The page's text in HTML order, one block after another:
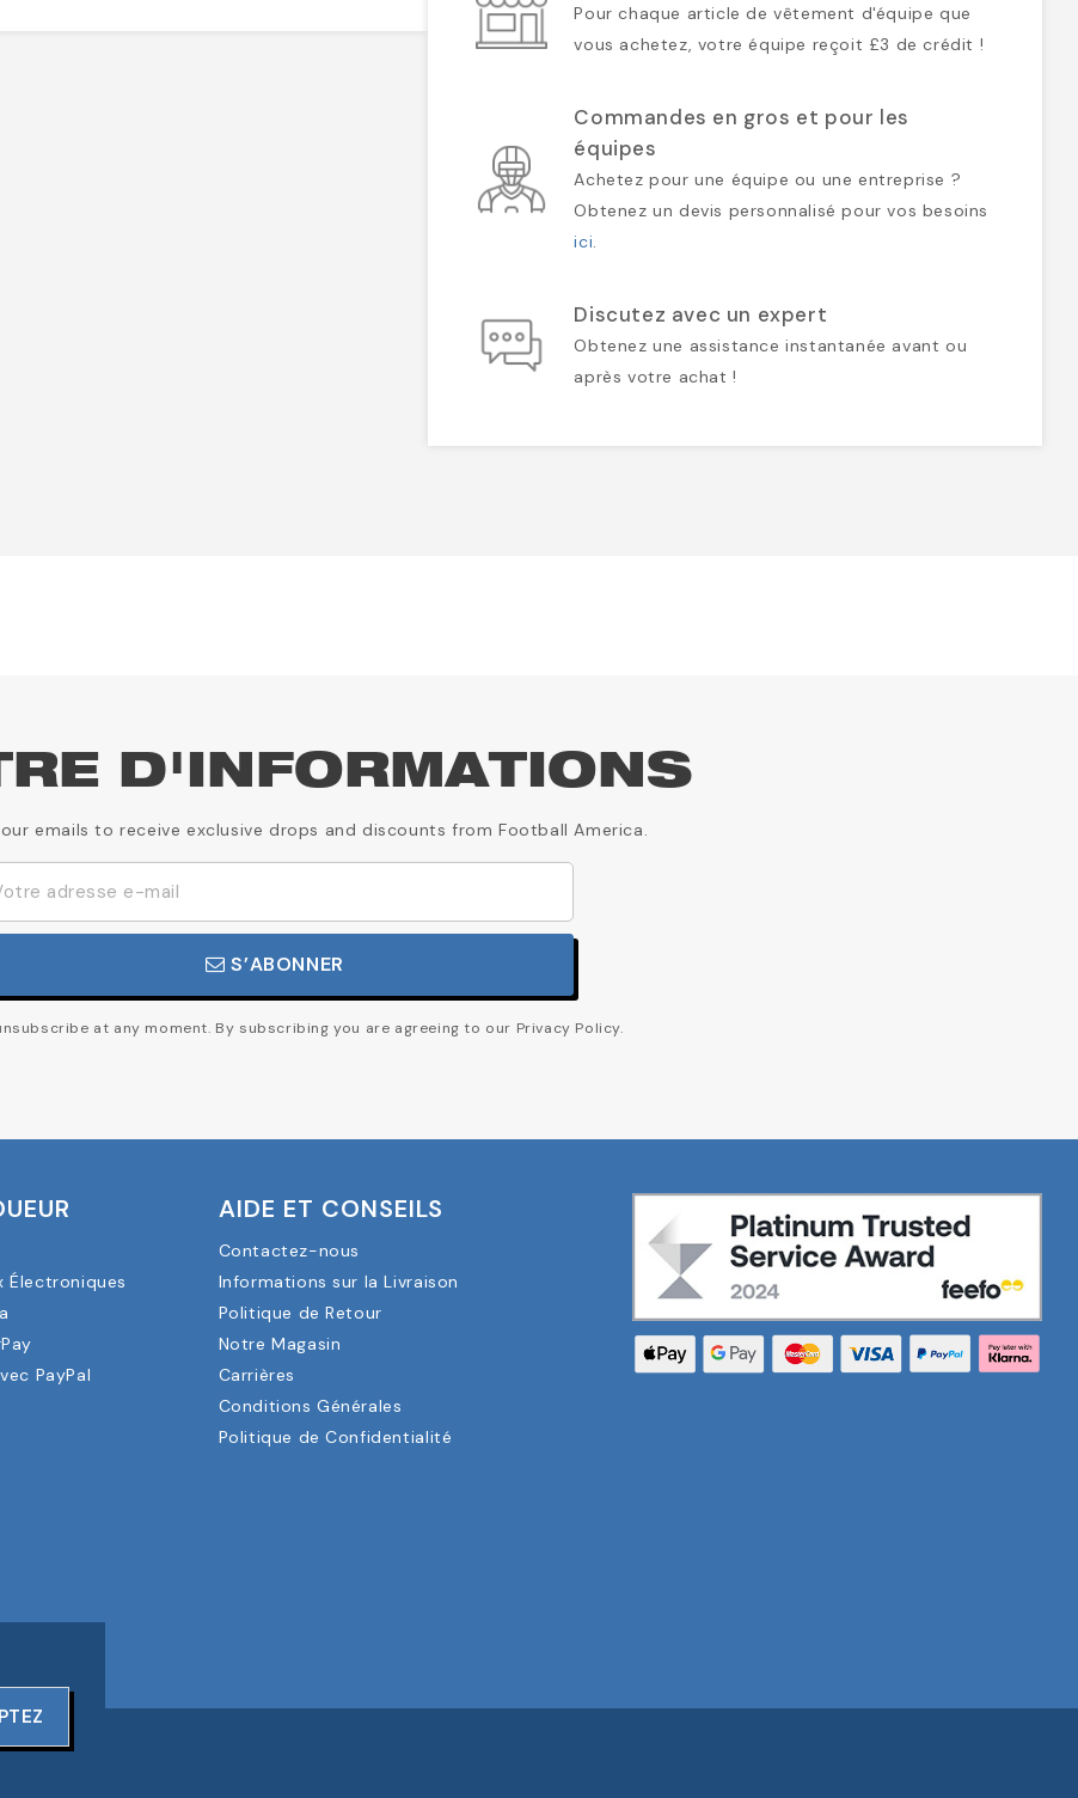
Pour chaque article de vêtement d'équipe que
vous achetez, votre équipe reçoit £3 de crédit !
Commandes en gros et pour les
équipes
Achetez pour une équipe ou une entreprise ?
Obtenez un devis personnalisé pour vos besoins
ici.
Discutez avec un expert
Obtenez une assistance instantanée avant ou
après votre achat !
D'INFORMATIONS
emails to receive exclusive drops and discounts from Football America.
S’ABONNER
at any moment. By subscribing you are agreeing to our Privacy Policy.
Électroniques
PayPal
AIDE ET CONSEILS
Contactez-nous
Informations sur la Livraison
Politique de Retour
Notre Magasin
Carrières
Conditions Générales
Politique de Confidentialité